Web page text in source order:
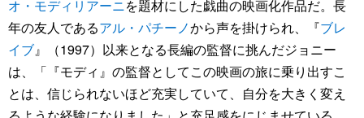
オ・モディリアーニを題材にした戯曲の映画化作品だ。長
年の友人であるアル・パチーノから声を掛けられ、『ブレ
イブ』（1997）以来となる長編の監督に挑んだジョニー
は、「『モディ』の監督としてこの映画の旅に乗り出すこ
とは、信じられないほど充実していて、自分を大きく変え